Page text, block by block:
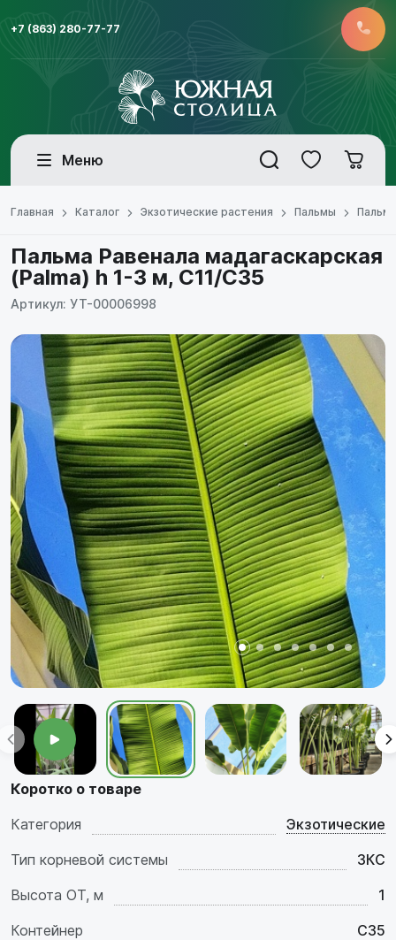
+7 (863) 280-77-77
Меню
Главная Каталог Экзотические растения Пальмы
Пальма Равенала мадагаскарская
(Palma) h 1-3 м, С11/С35
Артикул: УТ-00006998
Коротко о товаре
Категория
Экзотические
Тип корневой системы
ЗКС
Высота ОТ, м
1
Контейнер
C35